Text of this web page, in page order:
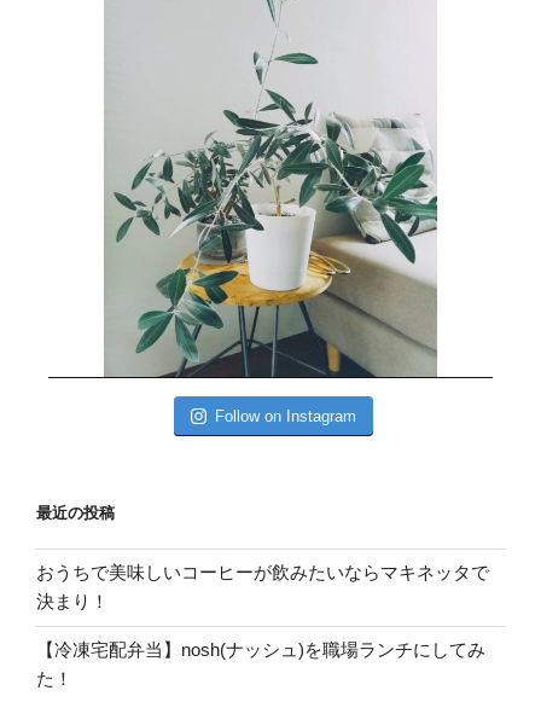
Follow on Instagram
最近の投稿
おうちで美味しいコーヒーが飲みたいならマキネッタで
決まり！
【冷凍宅配弁当】nosh(ナッシュ)を職場ランチにしてみ
た！